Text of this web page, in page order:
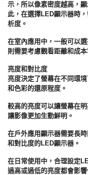
示，所以像素密度越高，
此，在選擇LED顯示器時
析度。
在室內應用中，一般可以
則需要考慮觀看距離和成
亮度和對比度
亮度決定了螢幕在不同環
和色彩的還原程度。
較高的亮度可以讓螢幕在
讓影像更加生動鮮明。
在戶外應用顯示器需要長
和對比度的LED顯示器。
在日常使用中，合理設定
過高或過低的亮度都會影